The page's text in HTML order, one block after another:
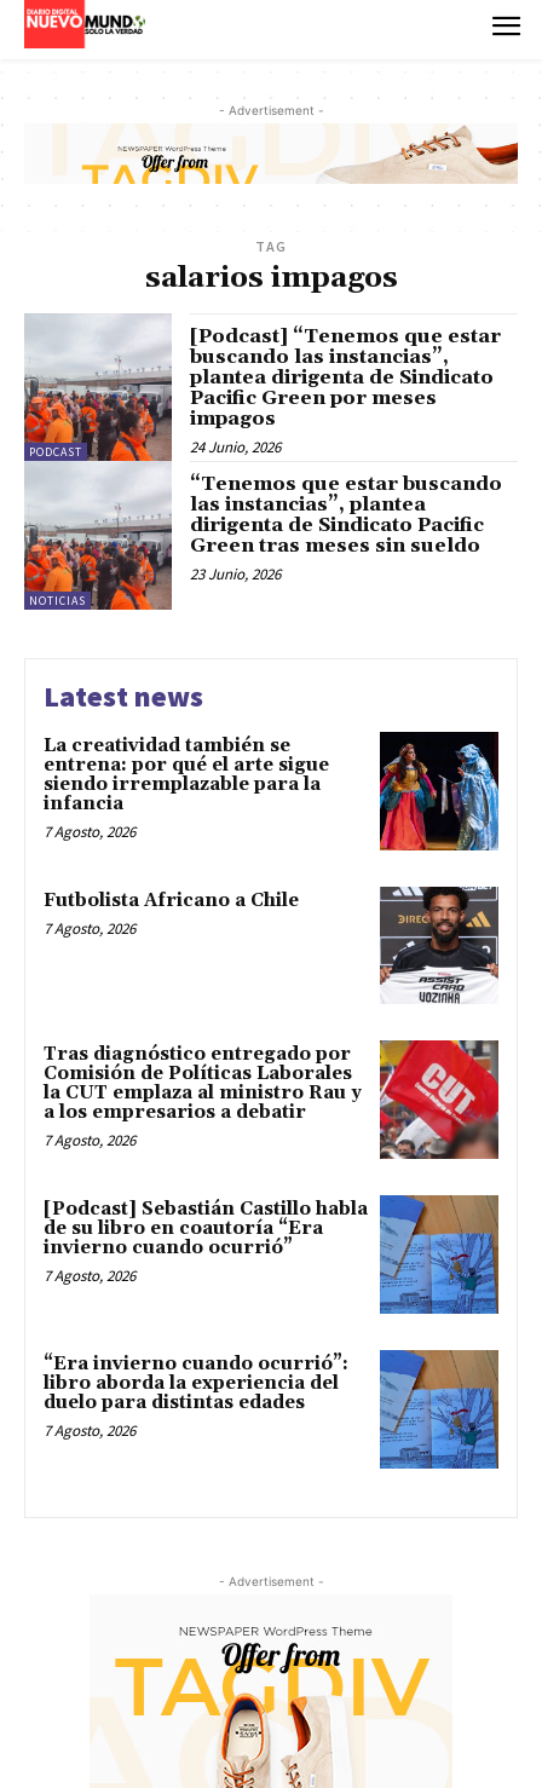
- Advertisement -
TAG
salarios impagos
PODCAST
[Podcast] “Tenemos que estar
buscando las instancias”,
plantea dirigenta de Sindicato
Pacific Green por meses
impagos
24 Junio, 2026
NOTICIAS
“Tenemos que estar buscando
las instancias”, plantea
dirigenta de Sindicato Pacific
Green tras meses sin sueldo
23 Junio, 2026
Latest news
La creatividad también se
entrena: por qué el arte sigue
siendo irremplazable para la
infancia
7 Agosto, 2026
Futbolista Africano a Chile
7 Agosto, 2026
Tras diagnóstico entregado por
Comisión de Políticas Laborales
la CUT emplaza al ministro Rau y
a los empresarios a debatir
7 Agosto, 2026
[Podcast] Sebastián Castillo habla
de su libro en coautoría “Era
invierno cuando ocurrió”
7 Agosto, 2026
“Era invierno cuando ocurrió”:
libro aborda la experiencia del
duelo para distintas edades
7 Agosto, 2026
- Advertisement -